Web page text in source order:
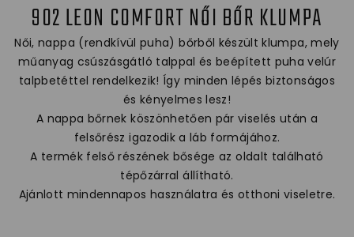
902 LEON COMFORT NŐI BŐR KLUMPA
Női, nappa (rendkívül puha) bőrből készült klumpa, mely
műanyag csúszásgátló talppal és beépített puha velúr
talpbetéttel rendelkezik! Így minden lépés biztonságos
és kényelmes lesz!
A nappa bőrnek köszönhetően pár viselés után a
felsőrész igazodik a láb formájához.
A termék felső részének bősége az oldalt található
tépőzárral állítható.
Ajánlott mindennapos használatra és otthoni viseletre.